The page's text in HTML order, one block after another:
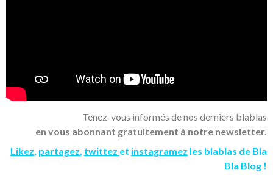
Tenez-vous informés de nos derniers blablas
en vous abonnant gratuitement à notre newsletter.
Likez, partagez, twittez et instagramez les blablas de Bla
Bla Blog !